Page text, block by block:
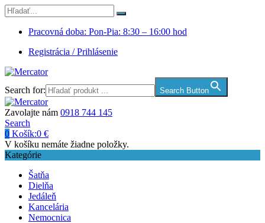
Pracovná doba: Pon-Pia: 8:30 – 16:00 hod
Registrácia / Prihlásenie
Search for: Search Button
Zavolajte nám 0918 744 145
Search
0 Košík:0 €
V košíku nemáte žiadne položky.
Kategórie
Šatňa
Dielňa
Jedáleň
Kancelária
Nemocnica